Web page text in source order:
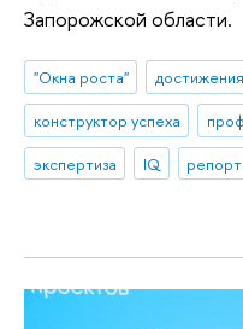
Запорожской области.
"Окна роста" достижения
конструктор успеха
экспертиза
IQ